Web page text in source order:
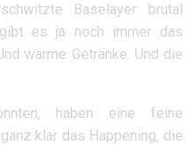
Baselayer brutal
es ja noch immer das
warme Getränke. Und die
haben eine feine
klar das Happening, die